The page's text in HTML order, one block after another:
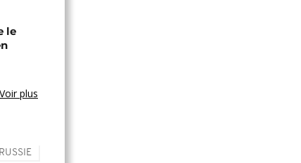
le
Voir plus
RUSSIE